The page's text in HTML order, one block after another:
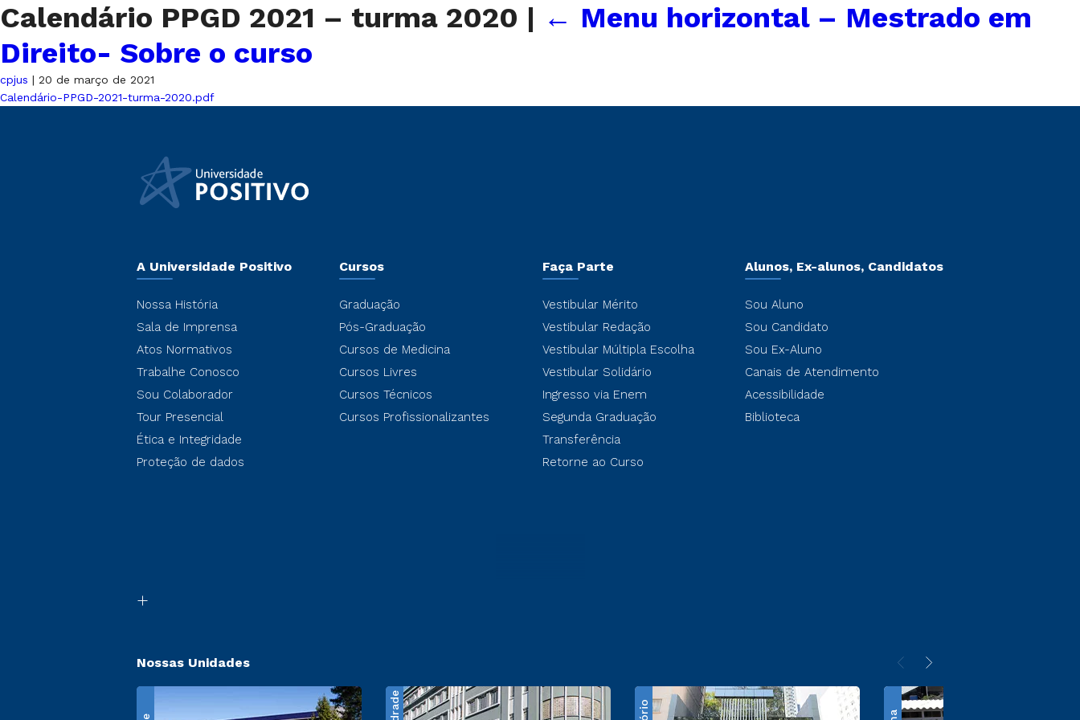
Calendário PPGD 2021 – turma 2020 | ← Menu horizontal – Mestrado em
Direito- Sobre o curso
cpjus | 20 de março de 2021
Calendário-PPGD-2021-turma-2020.pdf
A Universidade Positivo
Nossa História
Sala de Imprensa
Atos Normativos
Trabalhe Conosco
Sou Colaborador
Tour Presencial
Ética e Integridade
Proteção de dados
Cursos
Graduação
Pós-Graduação
Cursos de Medicina
Cursos Livres
Cursos Técnicos
Cursos Profissionalizantes
Faça Parte
Vestibular Mérito
Vestibular Redação
Vestibular Múltipla Escolha
Vestibular Solidário
Ingresso via Enem
Segunda Graduação
Transferência
Retorne ao Curso
Alunos, Ex-alunos, Candidatos
Sou Aluno
Sou Candidato
Sou Ex-Aluno
Canais de Atendimento
Acessibilidade
Biblioteca
Nossas Unidades